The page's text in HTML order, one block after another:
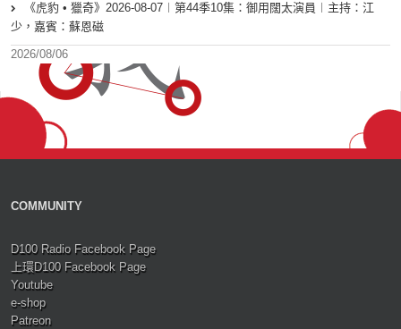
《虎豹 • 獵奇》2026-08-07︱第44季10集：御用闊太演員︱主持：江
少，嘉賓：蘇恩磁
2026/08/06
COMMUNITY
D100 Radio Facebook Page
上環D100 Facebook Page
Youtube
e-shop
Patreon